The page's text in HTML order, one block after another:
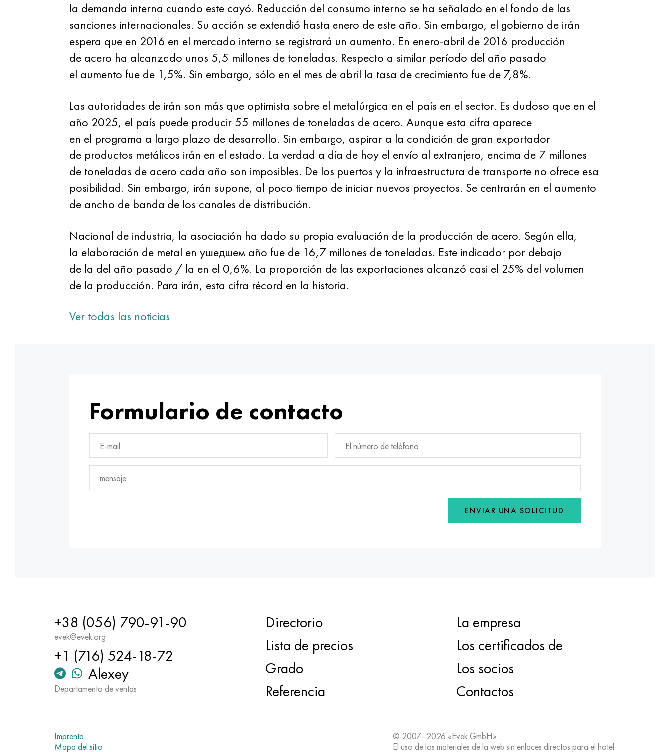
la demanda interna cuando este cayó. Reducción del consumo interno se ha señalado en el fondo de las
sanciones internacionales. Su acción se extendió hasta enero de este año. Sin embargo, el gobierno de irán
espera que en 2016 en el mercado interno se registrará un aumento. En enero-abril de 2016 producción
de acero ha alcanzado unos 5,5 millones de toneladas. Respecto a similar período del año pasado
el aumento fue de 1,5%. Sin embargo, sólo en el mes de abril la tasa de crecimiento fue de 7,8%.
Las autoridades de irán son más que optimista sobre el metalúrgica en el país en el sector. Es dudoso que en el
año 2025, el país puede producir 55 millones de toneladas de acero. Aunque esta cifra aparece
en el programa a largo plazo de desarrollo. Sin embargo, aspirar a la condición de gran exportador
de productos metálicos irán en el estado. La verdad a día de hoy el envío al extranjero, encima de 7 millones
de toneladas de acero cada año son imposibles. De los puertos y la infraestructura de transporte no ofrece esa
posibilidad. Sin embargo, irán supone, al poco tiempo de iniciar nuevos proyectos. Se centrarán en el aumento
de ancho de banda de los canales de distribución.
Nacional de industria, la asociación ha dado su propia evaluación de la producción de acero. Según ella,
la elaboración de metal en ушедшем año fue de 16,7 millones de toneladas. Este indicador por debajo
de la del año pasado / la en el 0,6%. La proporción de las exportaciones alcanzó casi el 25% del volumen
de la producción. Para irán, esta cifra récord en la historia.
Ver todas las noticias
Formulario de contacto
ENVIAR UNA SOLICITUD
+38 (056) 790-91-90
evek@evek.org
+1 (716) 524-18-72
Alexey
Departamento de ventas
Directorio
Lista de precios
Grado
Referencia
La empresa
Los certificados de
Los socios
Contactos
Imprenta
Mapa del sitio
© 2007–2026 «Evek GmbH»
El uso de los materiales de la web sin enlaces directos para el hotel.